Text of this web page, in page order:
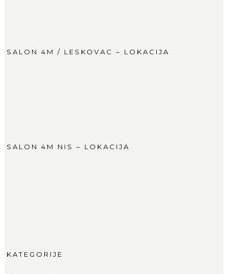
SALON 4M / LESKOVAC – LOKACIJA
SALON 4M NIS – LOKACIJA
KATEGORIJE